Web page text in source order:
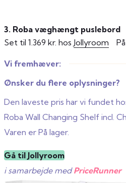
3. Roba væghængt puslebord
Set til 1.369 kr. hos Jollyroom
Vi fremhæver:
Ønsker du flere oplysninger?
Den laveste pris har vi fundet
Roba Wall Changing Shelf incl.
Varen er På lager.
Gå til Jollyroom
i samarbejde medPriceRunner